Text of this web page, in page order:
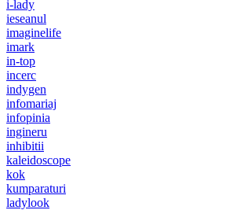
i-lady
ieseanul
imaginelife
imark
in-top
incerc
indygen
infomariaj
infopinia
ingineru
inhibitii
kaleidoscope
kok
kumparaturi
ladylook